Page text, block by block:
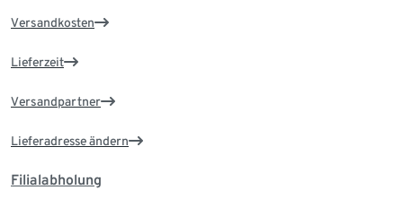
Versandkosten
Lieferzeit
Versandpartner
Lieferadresse ändern
Filialabholung